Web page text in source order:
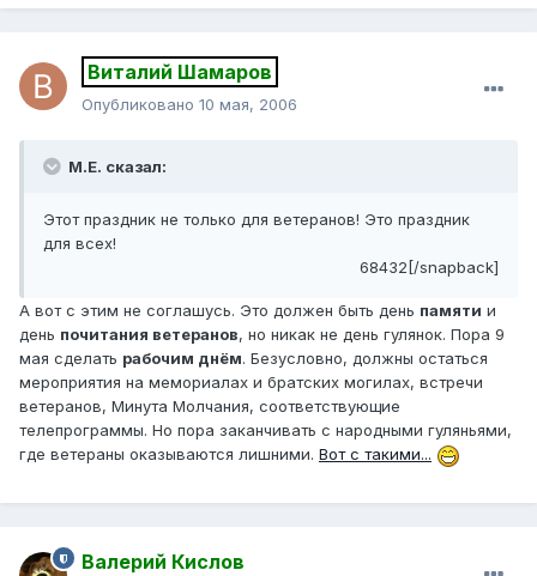
Виталий Шамаров
Опубликовано 10 мая, 2006
М.Е. сказал:
Этот праздник не только для ветеранов! Это праздник
для всех!
68432[/snapback]
А вот с этим не соглашусь. Это должен быть день памяти и
день почитания ветеранов, но никак не день гулянок. Пора 9
мая сделать рабочим днём. Безусловно, должны остаться
мероприятия на мемориалах и братских могилах, встречи
ветеранов, Минута Молчания, соответствующие
телепрограммы. Но пора заканчивать с народными гуляньями,
где ветераны оказываются лишними. Вот с такими...
Валерий Кислов